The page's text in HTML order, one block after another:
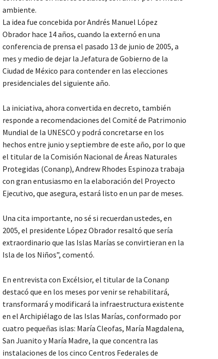
ambiente.
La idea fue concebida por Andrés Manuel López
Obrador hace 14 años, cuando la externó en una
conferencia de prensa el pasado 13 de junio de 2005, a
mes y medio de dejar la Jefatura de Gobierno de la
Ciudad de México para contender en las elecciones
presidenciales del siguiente año.
La iniciativa, ahora convertida en decreto, también
responde a recomendaciones del Comité de Patrimonio
Mundial de la UNESCO y podrá concretarse en los
hechos entre junio y septiembre de este año, por lo que
el titular de la Comisión Nacional de Áreas Naturales
Protegidas (Conanp), Andrew Rhodes Espinoza trabaja
con gran entusiasmo en la elaboración del Proyecto
Ejecutivo, que asegura, estará listo en un par de meses.
Una cita importante, no sé si recuerdan ustedes, en
2005, el presidente López Obrador resaltó que sería
extraordinario que las Islas Marías se convirtieran en la
Isla de los Niños”, comentó.
En entrevista con Excélsior, el titular de la Conanp
destacó que en los meses por venir se rehabilitará,
transformará y modificará la infraestructura existente
en el Archipiélago de las Islas Marías, conformado por
cuatro pequeñas islas: María Cleofas, María Magdalena,
San Juanito y María Madre, la que concentra las
instalaciones de los cinco Centros Federales de